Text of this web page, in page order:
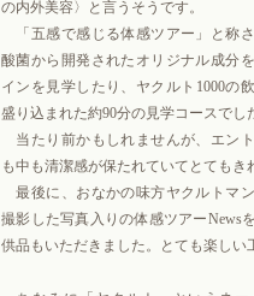
の内外美容〉と言うそうです。
「五感で感じる体感ツアー」と称
酸菌から開発されたオリジナル成分
インを見学したり、ヤクルト1000の
盛り込まれた約90分の見学コースでし
当たり前かもしれませんが、エン
も中も清潔感が保たれていてとてもき
最後に、おなかの味方ヤクルトマ
撮影した写真入りの体感ツアーNews
供品もいただきました。とても楽しい